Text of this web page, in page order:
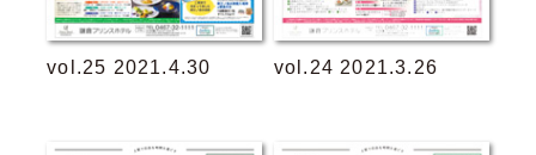
vol.25 2021.4.30 vol.24 2021.3.26